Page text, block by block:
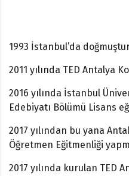
1993 İstanbul’da
2011 yılında TED Antalya
2016 yılında İstanbul
Edebiyatı Bölümü Lisans
2017 yılından bu yana
Öğretmen Eğitmenliği
2017 yılında kurulan TED